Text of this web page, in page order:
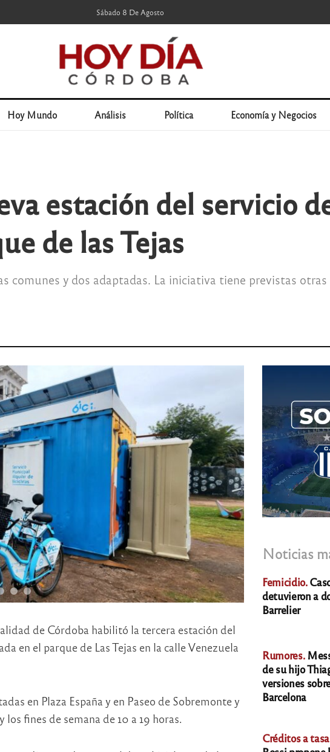
Sábado 8 De Agosto
Hoy Mundo Análisis Política Economía y Negocios
estación del servicio
de las Tejas
comunes y dos adaptadas. La iniciativa tiene previstas
de Córdoba habilitó la tercera estación del
en el parque de Las Tejas en la calle Venezuela
en Plaza España y en Paseo de Sobremonte y
fines de semana de 10 a 19 horas.
Noticias
Femicidio.
detuvieron a
Barrelier
Rumores.
de su hijo
versiones
Barcelona
Créditos a